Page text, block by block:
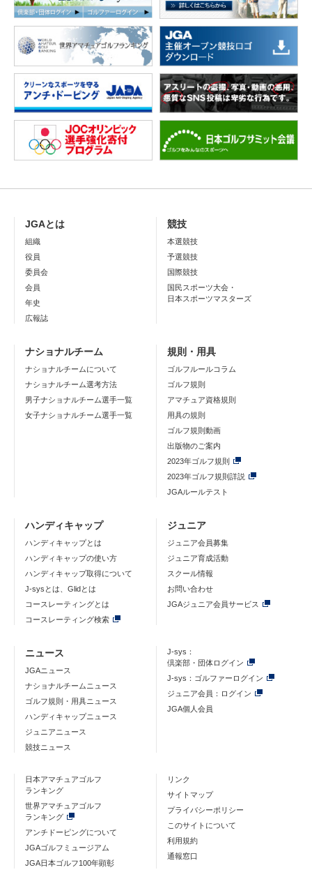
JGAとは
組織
役員
委員会
会員
年史
広報誌
競技
本選競技
予選競技
国際競技
国民スポーツ大会・
日本スポーツマスターズ
ナショナルチーム
ナショナルチームについて
ナショナルチーム選考方法
男子ナショナルチーム選手一覧
女子ナショナルチーム選手一覧
規則・用具
ゴルフルールコラム
ゴルフ規則
アマチュア資格規則
用具の規則
ゴルフ規則動画
出版物のご案内
2023年ゴルフ規則
2023年ゴルフ規則詳説
JGAルールテスト
ハンディキャップ
ハンディキャップとは
ハンディキャップの使い方
ハンディキャップ取得について
J-sysとは、Glidとは
コースレーティングとは
コースレーティング検索
ジュニア
ジュニア会員募集
ジュニア育成活動
スクール情報
お問い合わせ
JGAジュニア会員サービス
ニュース
JGAニュース
ナショナルチームニュース
ゴルフ規則・用具ニュース
ハンディキャップニュース
ジュニアニュース
競技ニュース
J-sys：
倶楽部・団体ログイン
J-sys：ゴルファーログイン
ジュニア会員：ログイン
JGA個人会員
日本アマチュアゴルフ
ランキング
世界アマチュアゴルフ
ランキング
アンチドーピングについて
JGAゴルフミュージアム
JGA日本ゴルフ100年顕彰
リンク
サイトマップ
プライバシーポリシー
このサイトについて
利用規約
通報窓口